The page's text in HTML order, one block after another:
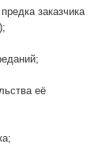
заказчика
её